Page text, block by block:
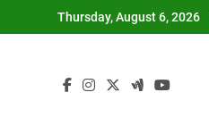
to
Thursday, August 6, 2026